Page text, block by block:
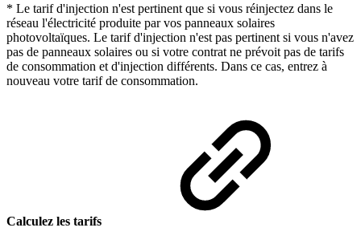
* Le tarif d'injection n'est pertinent que si vous réinjectez dans le
réseau l'électricité produite par vos panneaux solaires
photovoltaïques. Le tarif d'injection n'est pas pertinent si vous n'avez
pas de panneaux solaires ou si votre contrat ne prévoit pas de tarifs
de consommation et d'injection différents. Dans ce cas, entrez à
nouveau votre tarif de consommation.
Calculez les tarifs